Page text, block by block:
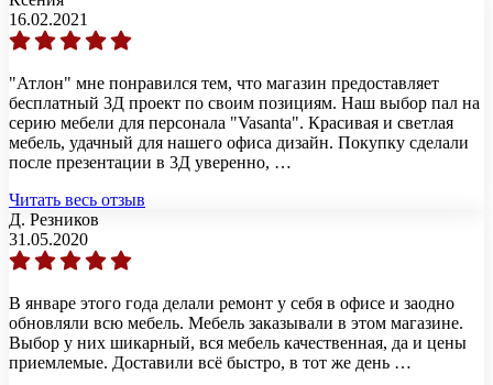
16.02.2021
"Атлон" мне понравился тем, что магазин предоставляет
бесплатный 3Д проект по своим позициям. Наш выбор пал на
серию мебели для персонала "Vasanta". Красивая и светлая
мебель, удачный для нашего офиса дизайн. Покупку сделали
после презентации в 3Д уверенно, …
Читать весь отзыв
Д. Резников
31.05.2020
В январе этого года делали ремонт у себя в офисе и заодно
обновляли всю мебель. Мебель заказывали в этом магазине.
Выбор у них шикарный, вся мебель качественная, да и цены
приемлемые. Доставили всё быстро, в тот же день …